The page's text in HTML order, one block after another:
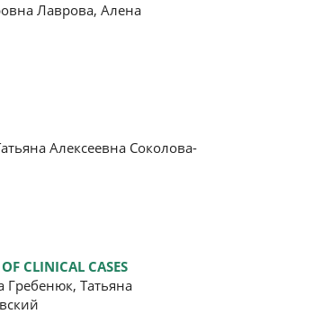
Лаврова, Алена
Алексеевна Соколова-
CLINICAL CASES
Татьяна